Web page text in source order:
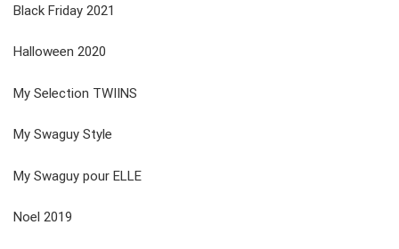
Black Friday 2021
Halloween 2020
My Selection TWIINS
My Swaguy Style
My Swaguy pour ELLE
Noel 2019